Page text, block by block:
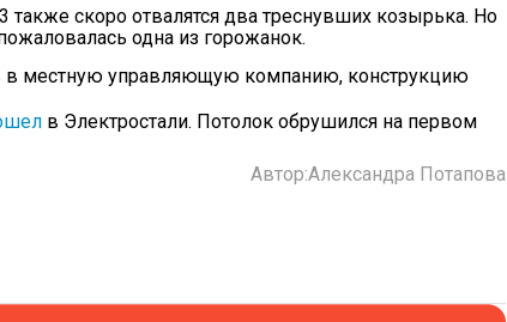
скоро отвалятся два треснувших козырька. Но
одна из горожанок.
в местную управляющую компанию, конструкцию
в Электростали. Потолок обрушился на первом
Автор:Александра Потапова